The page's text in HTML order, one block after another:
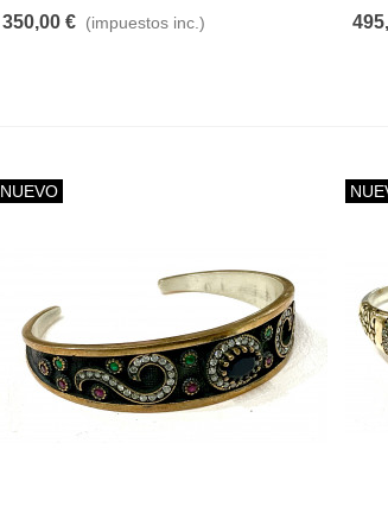
Colgante Ópalo Rosa En
(impuestos inc.)
Pulsera En Plata De Ley 925
495,00 € (impuestos inc.)
350,00 € (impuestos inc.)
NUEVO